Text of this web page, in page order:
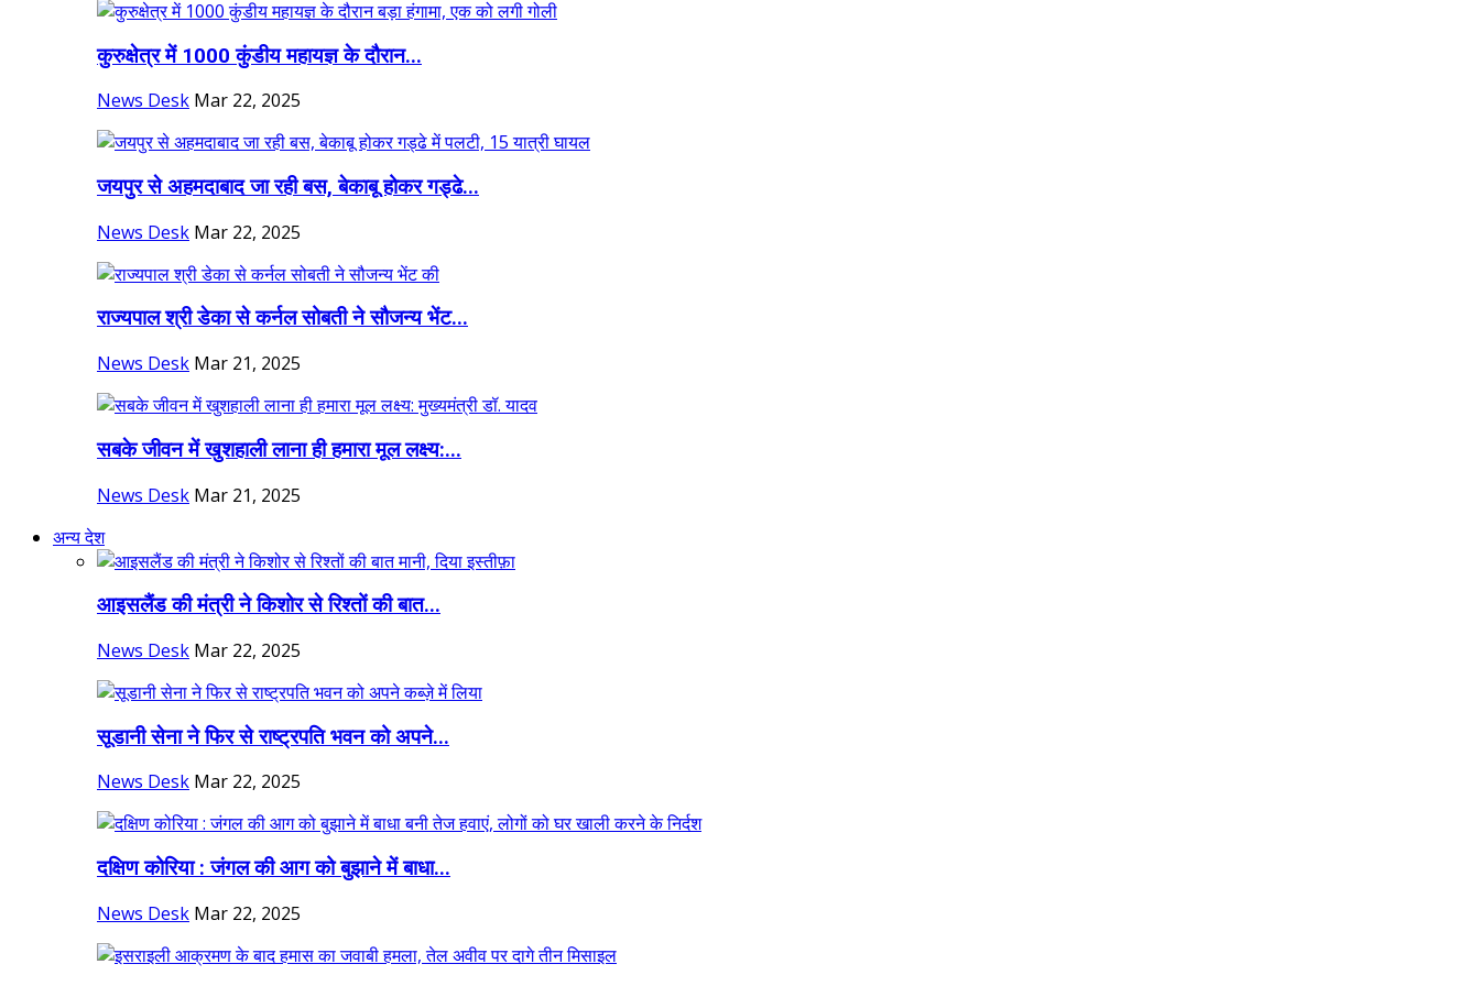
कुरुक्षेत्र में 1000 कुंडीय महायज्ञ के दौरान...
News Desk Mar 22, 2025
जयपुर से अहमदाबाद जा रही बस, बेकाबू होकर गड्ढे...
News Desk Mar 22, 2025
राज्यपाल श्री डेका से कर्नल सोबती ने सौजन्य भेंट...
News Desk Mar 21, 2025
सबके जीवन में खुशहाली लाना ही हमारा मूल लक्ष्य:...
News Desk Mar 21, 2025
अन्य देश
आइसलैंड की मंत्री ने किशोर से रिश्तों की बात...
News Desk Mar 22, 2025
सूडानी सेना ने फिर से राष्ट्रपति भवन को अपने...
News Desk Mar 22, 2025
दक्षिण कोरिया : जंगल की आग को बुझाने में बाधा...
News Desk Mar 22, 2025